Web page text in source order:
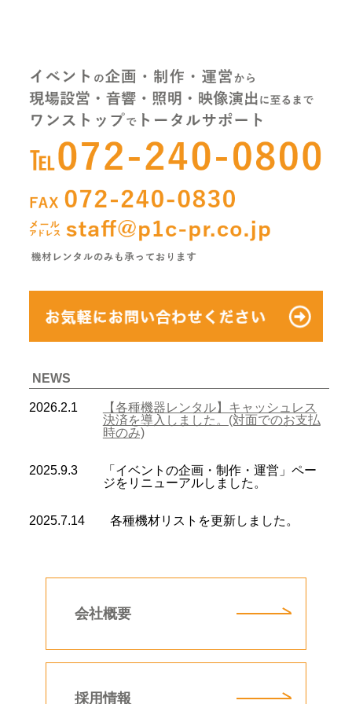
NEWS
2026.2.1
【各種機器レンタル】キャッシュレス
決済を導入しました。(対面でのお支払
時のみ)
2025.9.3
「イベントの企画・制作・運営」ペー
ジをリニューアルしました。
2025.7.14 各種機材リストを更新しました。
会社概要
採用情報